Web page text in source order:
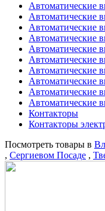
Автоматические
Автоматические
Автоматические
Автоматические
Автоматические
Автоматические
Автоматические
Автоматические
Автоматические
Автоматические
Контакторы
Контакторы
Посмотреть товары в
, Сергиевом Посаде ,